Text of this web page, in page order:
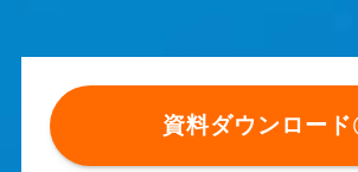
資料ダウンロード